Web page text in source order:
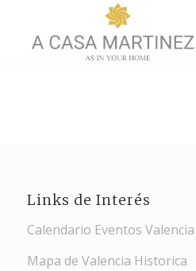
Links de Interés
Calendario Eventos Valencia
Mapa de Valencia Historica